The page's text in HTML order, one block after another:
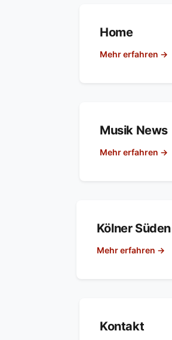
Home
Mehr erfahren →
Musik News
Mehr erfahren →
Kölner Süden
Mehr erfahren →
Kontakt